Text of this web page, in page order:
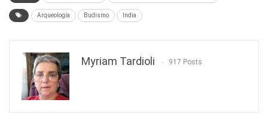
Arqueología Budismo India
Myriam Tardioli 917 Posts